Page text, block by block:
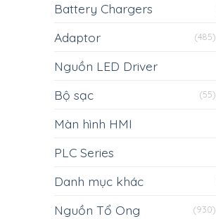
Battery Chargers
Adaptor (485)
Nguồn LED Driver
Bộ sạc (55)
Màn hình HMI
PLC Series
Danh mục khác
Nguồn Tổ Ong (930)